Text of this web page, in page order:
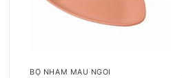
BỘ NHÁM MÀU NGÓI